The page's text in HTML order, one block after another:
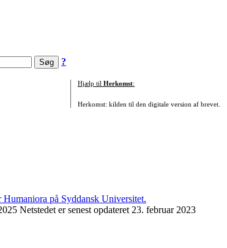
?
Hjælp til Herkomst:
Herkomst: kilden til den digitale version af brevet.
Netstedet er senest opdateret 23. februar 2023